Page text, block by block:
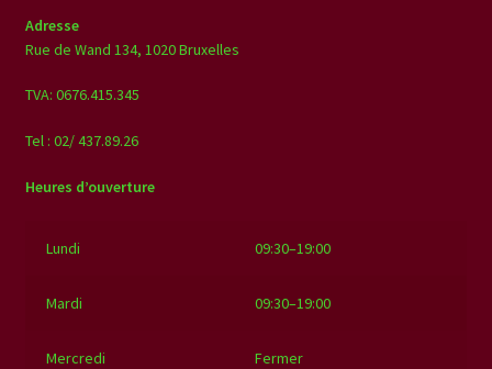
Adresse
Rue de Wand 134, 1020 Bruxelles
TVA: 0676.415.345
Tel : 02/ 437.89.26
Heures d’ouverture
Lundi 09:30–19:00
Mardi 09:30–19:00
Mercredi Fermer